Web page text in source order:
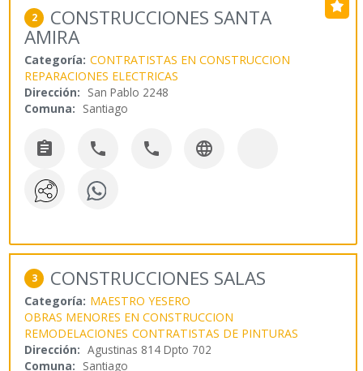
2 CONSTRUCCIONES SANTA
AMIRA
Categoría: CONTRATISTAS EN CONSTRUCCION
REPARACIONES ELECTRICAS
Dirección: San Pablo 2248
Comuna: Santiago
   
3 CONSTRUCCIONES SALAS
Categoría: MAESTRO YESERO
OBRAS MENORES EN CONSTRUCCION
REMODELACIONES CONTRATISTAS DE PINTURAS
Dirección: Agustinas 814 Dpto 702
Comuna: Santiago